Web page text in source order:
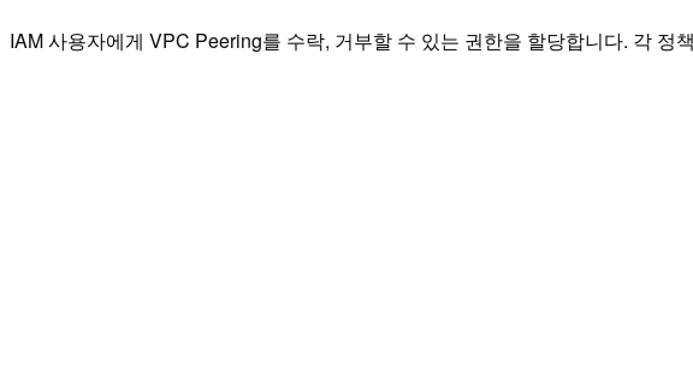
IAM 사용자에게 VPC Peering를 수락, 거부할 수 있는 권한을 할당합니다. 각 정